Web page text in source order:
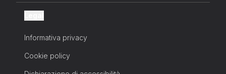
Informativa privacy
Cookie policy